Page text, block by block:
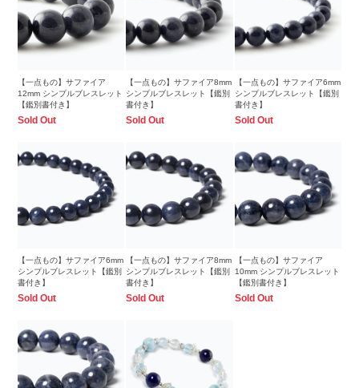
【一点もの】サファイア
12mm シンプルブレスレット
【鑑別書付き】
Sold Out
【一点もの】サファイア8mm
シンプルブレスレット【鑑別
書付き】
Sold Out
【一点もの】サファイア6mm
シンプルブレスレット【鑑別
書付き】
Sold Out
【一点もの】サファイア6mm
シンプルブレスレット【鑑別
書付き】
Sold Out
【一点もの】サファイア8mm
シンプルブレスレット【鑑別
書付き】
Sold Out
【一点もの】サファイア
10mm シンプルブレスレット
【鑑別書付き】
Sold Out